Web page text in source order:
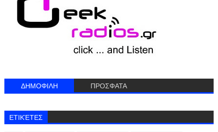
ΔΗΜΟΦΙΛΗ ΠΡΟΣΦΑΤΑ
ΕΤΙΚΈΤΕΣ